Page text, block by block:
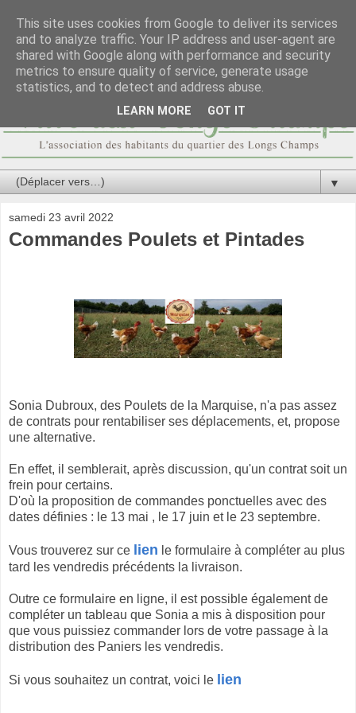
▼
samedi 23 avril 2022
Commandes Poulets et Pintades
Sonia Dubroux, des Poulets de la Marquise, n'a pas assez
de contrats pour rentabiliser ses déplacements, et, propose
une alternative.
En effet, il semblerait, après discussion, qu'un contrat soit un
frein pour certains.
D'où la proposition de commandes ponctuelles avec des
dates définies : le 13 mai , le 17 juin et le 23 septembre.
Vous trouverez sur ce lien le formulaire à compléter au plus
tard les vendredis précédents la livraison.
Outre ce formulaire en ligne, il est possible également de
compléter un tableau que Sonia a mis à disposition pour
que vous puissiez commander lors de votre passage à la
distribution des Paniers les vendredis.
Si vous souhaitez un contrat, voici le lien
This site uses cookies from Google to deliver its services
and to analyze traffic. Your IP address and user-agent are
shared with Google along with performance and security
metrics to ensure quality of service, generate usage
statistics, and to detect and address abuse.
LEARN MORE GOT IT